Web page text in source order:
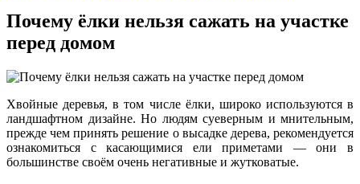
Почему ёлки нельзя сажать на участке
перед домом
Хвойные деревья, в том числе ёлки, широко используются в
ландшафтном дизайне. Но людям суеверным и мнительным,
прежде чем принять решение о высадке дерева, рекомендуется
ознакомиться с касающимися ели приметами — они в
большинстве своём очень негативные и жутковатые.